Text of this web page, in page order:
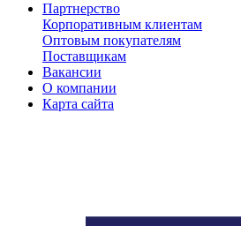
Партнерство
Корпоративным клиентам
Оптовым покупателям
Поставщикам
Вакансии
О компании
Карта сайта